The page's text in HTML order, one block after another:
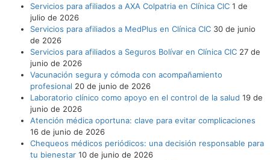
Servicios para afiliados a AXA Colpatria en Clínica CIC 1 de
julio de 2026
Servicios para afiliados a MedPlus en Clínica CIC 30 de junio
de 2026
Servicios para afiliados a Seguros Bolívar en Clínica CIC 27 de
junio de 2026
Vacunación segura y cómoda con acompañamiento
profesional 20 de junio de 2026
Laboratorio clínico como apoyo en el control de la salud 19 de
junio de 2026
Atención médica oportuna: clave para evitar complicaciones
16 de junio de 2026
Chequeos médicos periódicos: una decisión responsable para
tu bienestar 10 de junio de 2026